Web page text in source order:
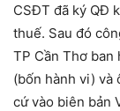
CSĐT đã ký QĐ
thuế. Sau đó
TP Cần Thơ ban
(bốn hành vi) và
cứ vào biên bản